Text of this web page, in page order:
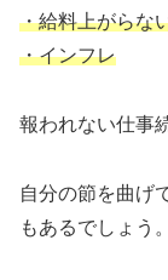
・給料上がらな
・インフレ
報われない仕事
自分の節を曲げ
もあるでしょう。